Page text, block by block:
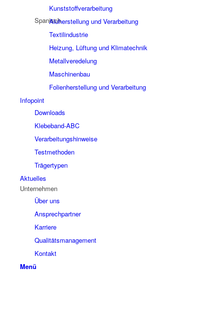
Kunststoffverarbeitung
Aluherstellung und Verarbeitung
Textilindustrie
Heizung, Lüftung und Klimatechnik
Metallveredelung
Maschinenbau
Folienherstellung und Verarbeitung
Infopoint
Downloads
Klebeband-ABC
Verarbeitungshinweise
Testmethoden
Trägertypen
Aktuelles
Unternehmen
Über uns
Ansprechpartner
Karriere
Qualitätsmanagement
Kontakt
Menü